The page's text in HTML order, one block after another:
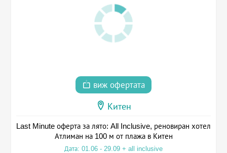
виж офертата
Китен
Last Minute оферта за лято: All Inclusive, реновиран хотел
Атлиман на 100 м от плажа в Китен
Дата: 01.06 - 29.09 + all inclusive